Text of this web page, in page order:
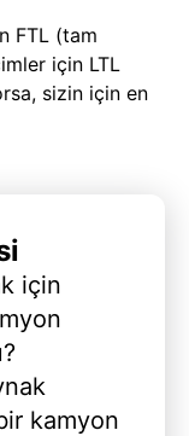
FTL (tam
için LTL
sizin için en
için
kamyon